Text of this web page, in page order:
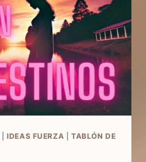
|IDEAS FUERZA |TABLÓN DE